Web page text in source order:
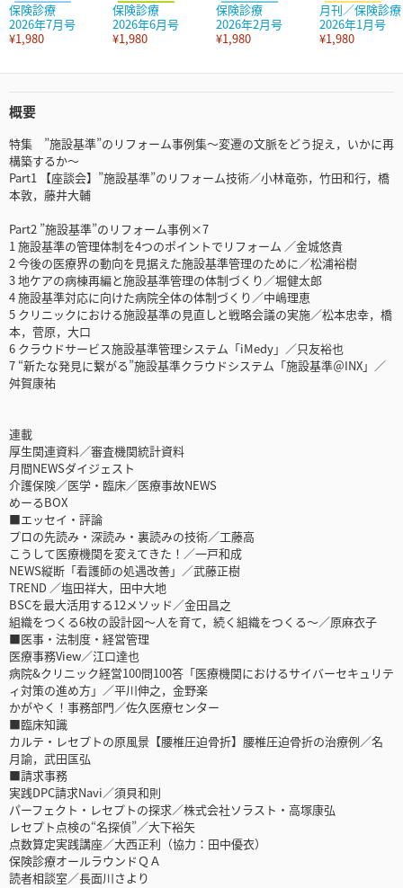
保険診療
2026年7月号
¥1,980
保険診療
2026年6月号
¥1,980
保険診療
2026年2月号
¥1,980
月刊／保険診療
2026年1月号
¥1,980
概要
特集 ”施設基準”のリフォーム事例集～変遷の文脈をどう捉え，いかに再
構築するか～
Part1 【座談会】”施設基準”のリフォーム技術／小林竜弥，竹田和行，橋
本敦，藤井大輔
Part2 ”施設基準”のリフォーム事例×7
1 施設基準の管理体制を4つのポイントでリフォーム ／金城悠貴
2 今後の医療界の動向を見据えた施設基準管理のために／松浦裕樹
3 地ケアの病棟再編と施設基準管理の体制づくり／堀健太郎
4 施設基準対応に向けた病院全体の体制づくり／中嶋理恵
5 クリニックにおける施設基準の見直しと戦略会議の実施／松本忠幸，橋
本，菅原，大口
6 クラウドサービス施設基準管理システム「iMedy」／只友裕也
7 “新たな発見に繋がる”施設基準クラウドシステム「施設基準＠INX」／
舛賀康祐
連載
厚生関連資料／審査機関統計資料
月間NEWSダイジェスト
介護保険／医学・臨床／医療事故NEWS
めーるBOX
■エッセイ・評論
プロの先読み・深読み・裏読みの技術／工藤高
こうして医療機関を変えてきた！／一戸和成
NEWS縦断「看護師の処遇改善」／武藤正樹
TREND ／塩田祥大，田中大地
BSCを最大活用する12メソッド／金田昌之
組織をつくる6枚の設計図～人を育て，続く組織をつくる～／原麻衣子
■医事・法制度・経営管理
医療事務View／江口達也
病院&クリニック経営100問100答「医療機関におけるサイバーセキュリテ
ィ対策の進め方」／平川伸之，金野楽
かがやく！事務部門／佐久医療センター
■臨床知識
カルテ・レセプトの原風景【腰椎圧迫骨折】腰椎圧迫骨折の治療例／名
月諭，武田匤弘
■請求事務
実践DPC請求Navi／須貝和則
パーフェクト・レセプトの探求／株式会社ソラスト・高塚康弘
レセプト点検の“名探偵”／大下裕矢
点数算定実践講座／大西正利（協力：田中優衣）
保険診療オールラウンドＱＡ
読者相談室／長面川さより